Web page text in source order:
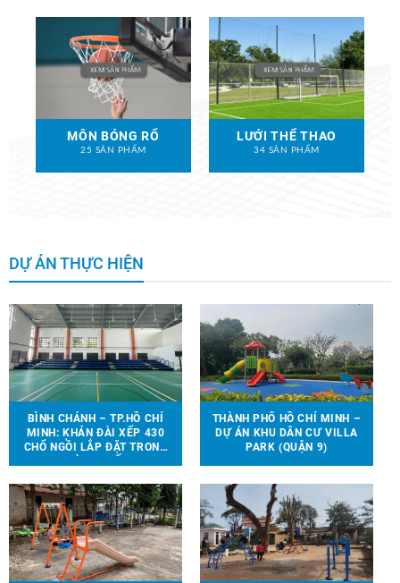
MÔN BÓNG RỔ
25 SẢN PHẨM
LƯỚI THỂ THAO
34 SẢN PHẨM
DỰ ÁN THỰC HIỆN
BÌNH CHÁNH – TP.HỒ CHÍ
MINH: KHÁN ĐÀI XẾP 430
CHỔ NGỒI LẮP ĐẶT TRONG
THÀNH PHỐ HỒ CHÍ MINH –
DỰ ÁN KHU DÂN CƯ VILLA
PARK (QUẬN 9)